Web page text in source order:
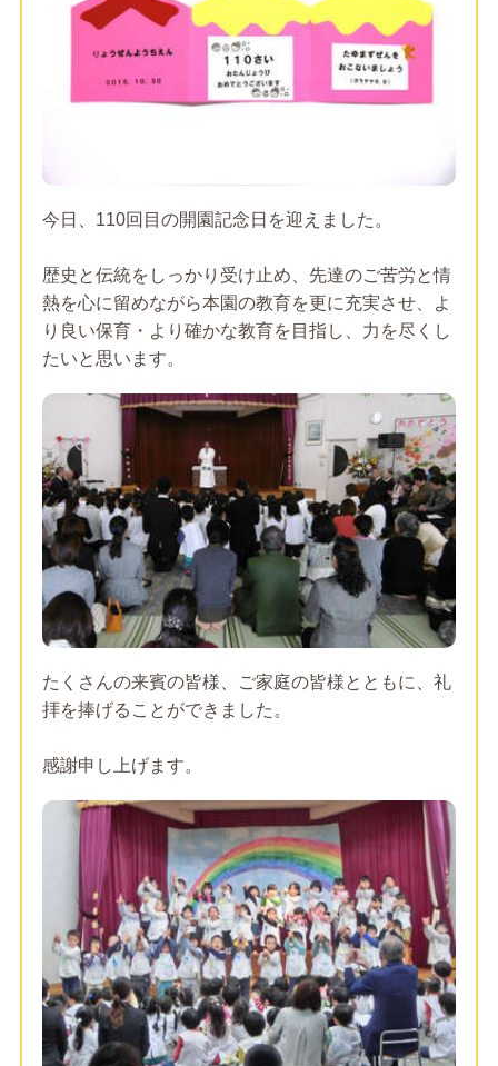
今日、110回目の開園記念日を迎えました。
歴史と伝統をしっかり受け止め、先達のご苦労と情
熱を心に留めながら本園の教育を更に充実させ、よ
り良い保育・より確かな教育を目指し、力を尽くし
たいと思います。
たくさんの来賓の皆様、ご家庭の皆様とともに、礼
拝を捧げることができました。
感謝申し上げます。